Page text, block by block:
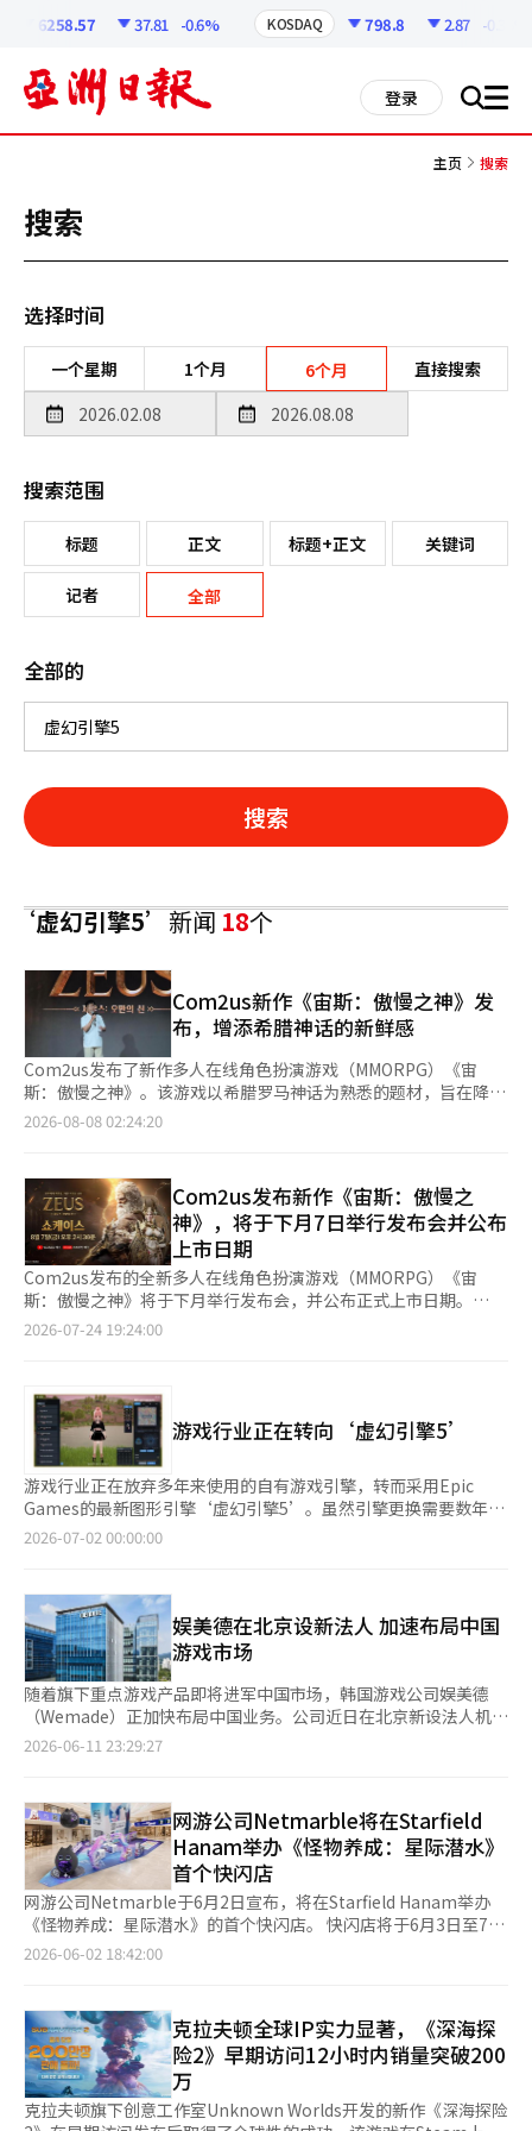
6258.57 37.81 -0.6% KOSDAQ 798.8 2.87 -0.36%
登录 搜 all
主页 搜索
搜索
选择时间
一个星期 1个月 6个月 直接搜索
搜索范围
标题 正文 标题+正文 关键词
记者 全部
全部的
搜索
‘虚幻引擎5’新闻18个
Com2us新作《宙斯：傲慢之神》发
布，增添希腊神话的新鲜感
Com2us发布了新作多人在线角色扮演游戏（MMORPG）《宙
斯：傲慢之神》。该游戏以希腊罗马神话为熟悉的题材，旨在降低
现有MMORPG的竞争疲劳，并实现多样化的竞争参与方式。
及运营计划。《宙斯：傲慢之神》将于8月26日中午12时正式上
线。 发布会上，Com2us代表南在官、艾伯顿代表金大焕、导演郑
成勋、Com2us事业本部长金正勋等出席，介绍了游戏的开发理
念、核心内容和服务策略。 《宙斯：傲慢之神》以希腊神话中的
最高神宙斯的绝对权力与傲慢导致世界裂变为背景。玩家将分享神
的力量，抵御混乱，并在合作与对抗交织的旅程中证明自己的力量
与资格。该游戏基于虚幻引擎5，重塑了希腊神话的世界，展现了
古老建筑和大规模战场。 开发团队提出的核心方向是“顶级图
用户的竞争导致新用户的进入壁垒和付费差距加大。因此，开发团
队专注于创造一个让尽可能多的用户以各自方式体验竞争的
MMORPG，而非仅为部分用户设计的竞争内容。 竞争内容也被设
计为不集中于特定高端用户。代表内容“奥德赛”，以及“阿卡迪
亚占领战”、公会内容、利用人工智能（AI）个体“人格”的1对1
内容“角斗场”等，提供从个人挑战到公会间合作与对抗的多样竞
争方式。 特别是人格作为一种机制，降低了实时对战的负担，同
力的AI个体，即使不进行实时对战，玩家也能基于自身的战斗能力
参与竞争内容。 经济系统也与以战斗为中心的MMORPG有所区
别。通过经济专属职业“工匠”，连接采集、制作和交易，并通
过“米达斯的金库”等货币回收系统和综合交易所，设计了游戏内
的生产、消费和交易。玩家通过非战斗活动也能在游戏世界和社区
中获得角色和成就。 为了减少重复狩猎和移动的负担，提供了便
利功能。利用AI模式，玩家可以在未登录游戏的情况下，根据设置
继续狩猎和成长。服务器维护结束后，AI模式会自动重新启动，且
发布后主要内容和服务计划的更新方向，展现了长期在线服务的蓝
图。 此外，发布会上，担任核心非玩家角色（NPC）“潘多
拉”的演员朴智贤作为惊喜嘉宾出席。朴智贤参与了游戏中潘多拉
角色的面部捕捉和声音录制，并在活动中分享了参与游戏的感受。
※ 本报道经人工智能（AI）系统翻译与编辑。
2026-08-08 02:24:20
Com2us发布新作《宙斯：傲慢之
神》，将于下月7日举行发布会并公布
上市日期
Com2us发布的全新多人在线角色扮演游戏（MMORPG）《宙
斯：傲慢之神》将于下月举行发布会，并公布正式上市日期。
Com2us于24日宣布，将于8月7日下午2时30分在官方YouTube频
Averton代表金大勋及总监郑成勋出席。他们将介绍开发过程、核
心内容、上市准备情况以及未来的服务计划，并公布正式上市日
期。 现场还将有国内主要媒体参与，听取关于开发愿景和内容的
说明。 《宙斯：傲慢之神》以希腊神话中的最高神宙斯的绝对权
力导致的世界裂变为背景，是一款MMORPG。该游戏的特点包括
基于虚幻引擎5的图形、势力间的合作与对抗内容、多样的成长系
统及便利功能。 目前正在进行预注册，Com2us计划在今年第三季
度实现国内上市。 ※ 本报道经人工智能（AI）系统翻译与编辑。
2026-07-24 19:24:00
游戏行业正在转向‘虚幻引擎5’
游戏行业正在放弃多年来使用的自有游戏引擎，转而采用Epic
Games的最新图形引擎‘虚幻引擎5’。虽然引擎更换需要数年的
开发时间和巨额成本，并且使用商业引擎还需支付版税，但为了确
游戏‘玛比诺吉’的引擎更换项目‘玛比诺吉永恒’。 ‘玛比诺
吉永恒’是一个自2023年启动的项目，旨在将现有的自有引
擎‘PlayOne’全面更换为虚幻引擎5。该项目的目标是在保留现
有用户的角色和成长数据的同时，现代化图形和游戏系统，为未来
的长期服务奠定基础。 即将于9月发布的版本为Alpha测试，因此
用户将仅能体验到引擎更换的部分结果。整个项目预计将在之后继
续开发。 玛比诺吉总监闵京勋在最近举行的‘玛比诺吉22周年幻
想派对’上强调：“确保现有用户的数据完整无损地延续到永恒是
作。” Krafton也在进行其代表作‘PUBG: 绝地求生’的虚幻引擎
5转型项目。自2017年发布以来，绝地求生已服务近9年，为了提
高图形质量和新内容开发效率，正在推进引擎更换。 这两家公司
的案例不仅仅是为了改善图形。业内人士认为，这是为了维持长期
服务的直播游戏的竞争力进行的体质改善。 现有的自有引擎是根
据当时的硬件环境和技术水平设计的，随着时间的推移，在应用最
新图形技术或添加新内容方面的限制越来越大。随着更新的频繁，
维护成本也会增加，开发速度自然会下降。 而虚幻引擎5则提供了
环境，并且在新内容制作和维护效率上也得到了显著提升。目前，
全球许多AAA游戏选择虚幻引擎5的原因也在于此。 当然，像
Pearl Abyss这样通过自有引擎获得技术竞争力的案例也存在，但
长期运营直播服务的多数游戏公司在开发效率和维护方面选择经过
验证的商业引擎的趋势愈发明显。 当然，成本负担也不小。Epic
Games的虚幻引擎在开发阶段可以免费使用，但游戏发布后，如
2026-07-02 00:00:00
娱美德在北京设新法人 加速布局中国
游戏市场
随着旗下重点游戏产品即将进军中国市场，韩国游戏公司娱美德
（Wemade）正加快布局中国业务。公司近日在北京新设法人机
构，进一步完善在华运营体系。 据韩国金融监督院电子公示系统
京设立“北京娱美德传奇科技有限公司”，主营知识产权（IP）授
权与咨询业务。此次新设法人则侧重于游戏上线前后的运营支持，
两家公司虽同处北京，但职能定位有所不同。 近年来，娱美德持
续深化中国业务布局。新设或纳入合并范围的6家法人中，就有5家
与中国市场相关，分布于海南、上海、绍兴等地，主要从事软件开
发与销售业务。此次在北京增设法人，被视为公司进一步强化中国
市场战略的重要举措。 业内分析指出，北京作为中国政治与行政
中心，也是国家新闻出版署所在地，而游戏产品进入中国市场需取
企业更高效地推进版号申请、发行合作及后续运营管理工作。 目
前，娱美德计划将《传奇4》与《夜鸦》两款重点产品推向中国市
场。《传奇4》基于经典IP《The Legend of Mir 2》打造，是一款
支持PC与移动端跨平台运行的MMORPG，以《传奇2》500年后的
世界观为背景，主打大规模攻城战与高自由度角色养成系统。业内
认为，《传奇》IP在中国拥有深厚用户基础，《传奇4》能否顺利
2026-06-11 23:29:27
网游公司Netmarble将在Starfield
Hanam举办《怪物养成：星际潜水》
首个快闪店
网游公司Netmarble于6月2日宣布，将在Starfield Hanam举办
《怪物养成：星际潜水》的首个快闪店。 快闪店将于6月3日至7日
在Starfield Hanam一层中央艺术大厅运营。 访客可以参与多种体
将销售《怪物养成：星际潜水》的官方周边商品。此次快闪店首次
公开的“SD亚克力立体画”和“LD亚克力支架”，以及在G-
STAR和东京游戏展等国内外游戏活动中受到欢迎的“喵喵抱
枕”也将展出。 此外，现场还设有试玩区，访客可以通过便携式
游戏PC（UMPC）体验《怪物养成：星际潜水》的动作战斗。
2026-06-02 18:42:00
克拉夫顿全球IP实力显著，《深海探
险2》早期访问12小时内销量突破200
万
克拉夫顿旗下创意工作室Unknown Worlds开发的新作《深海探险